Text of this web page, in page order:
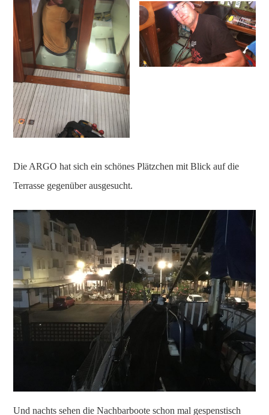
Die ARGO hat sich ein schönes Plätzchen mit Blick auf die
Terrasse gegenüber ausgesucht.
Und nachts sehen die Nachbarboote schon mal gespenstisch